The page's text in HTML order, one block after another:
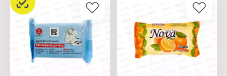
Характеристики:
Бренд: Master FRESH
Серия: Classic
Тип товара:
Хозяйственное мыло
Количество: 2 шт
Вес: 2х125 г
карбоксиметилцеллюлоза).
Характеристики:
Бренд: Master FRESH
Тип товара:
Хозяйственное мыло
Назначение: для стирки